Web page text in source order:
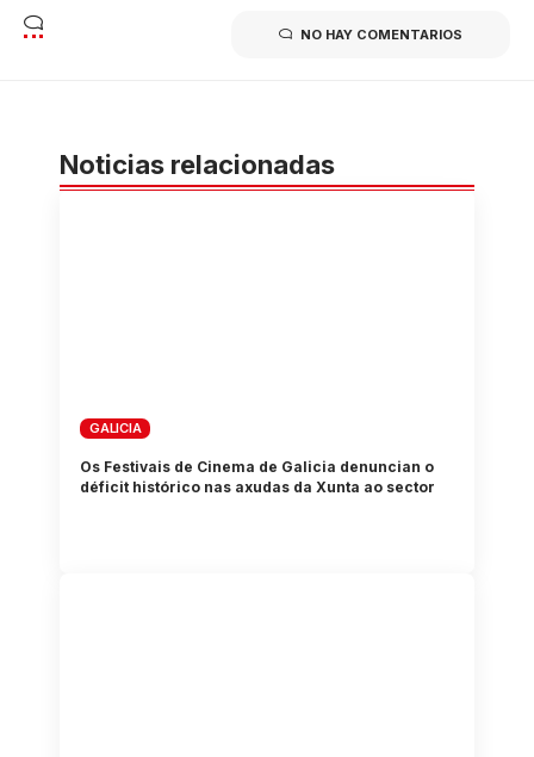
NO HAY COMENTARIOS
Noticias relacionadas
GALICIA
Os Festivais de Cinema de Galicia denuncian o
déficit histórico nas axudas da Xunta ao sector